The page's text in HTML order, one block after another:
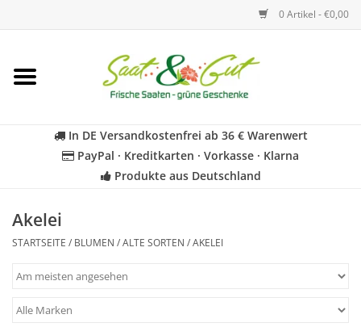
0 Artikel - €0,00
Startseite
Kräuter
Für Kinder
In DE Versandkostenfrei ab 36 € Warenwert
PayPal · Kreditkarten · Vorkasse · Klarna
Produkte aus Deutschland
Akelei
STARTSEITE / BLUMEN /ALTE SORTEN /AKELEI